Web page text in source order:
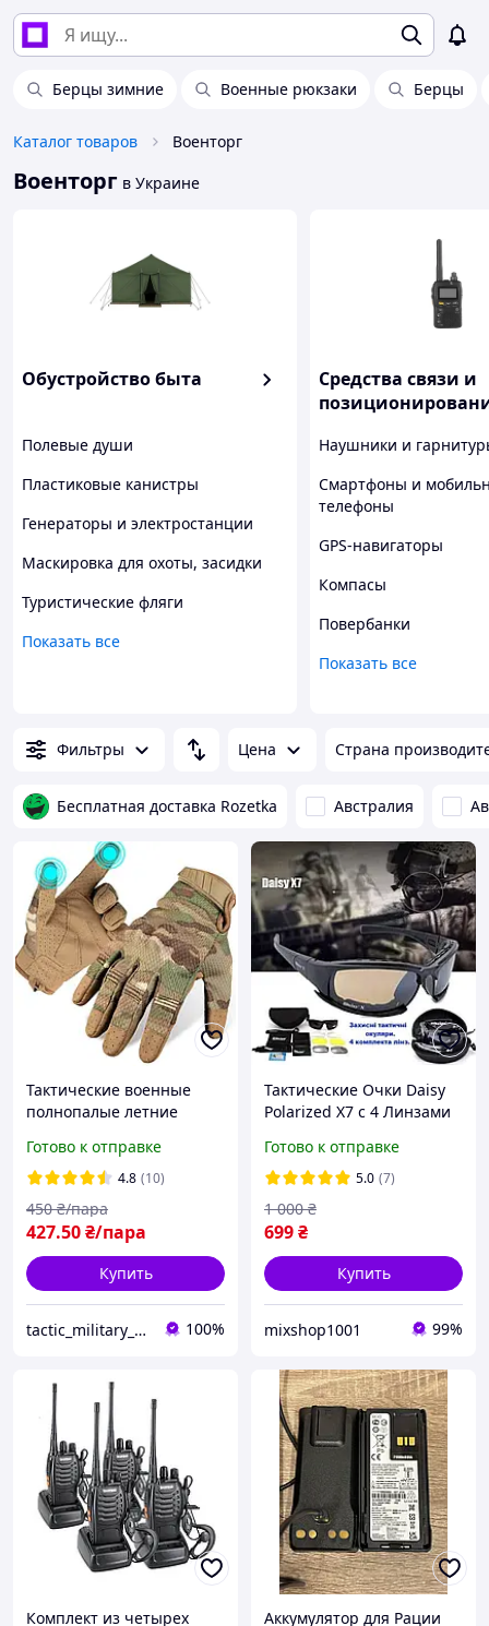
Берцы зимние Военные рюкзаки Берцы
Каталог товаров Военторг
Военторг в Украине
Обустройство быта
Полевые души
Пластиковые канистры
Генераторы и электростанции
Маскировка для охоты, засидки
Туристические фляги
Показать все
Средства связи и
Наушники и
Смартфоны и
телефоны
GPS-навигаторы
Компасы
Повербанки
Показать все
Фильтры Цена Страна
Бесплатная доставка Rozetka Австралия
Тактические военные
полнопалые летние
перфорацией Мужские
перчатки Мультикам М, L,
Готово к отправке
4.8 (10)
427.50₴/пара
450 ₴/пара
Купить
tactic_military_shop 100%
Тактические Очки Daisy
Polarized X7 с 4 Линзами
Готово к отправке
5.0 (7)
699₴
1 000 ₴
Купить
mixshop1001 99%
Комплект из четырех
Аккумулятор для Рации